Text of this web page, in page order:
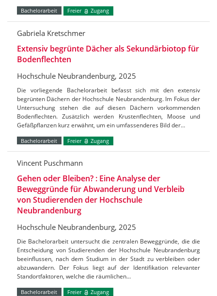
Bachelorarbeit Freier Zugang
Gabriela Kretschmer
Extensiv begrünte Dächer als Sekundärbiotop für
Bodenflechten
Hochschule Neubrandenburg, 2025
Die vorliegende Bachelorarbeit befasst sich mit den extensiv
begrünten Dächern der Hochschule Neubrandenburg. Im Fokus der
Untersuchung stehen die auf diesen Dächern vorkommenden
Bodenflechten. Zusätzlich werden Krustenflechten, Moose und
Gefäßpflanzen kurz erwähnt, um ein umfassenderes Bild der…
Bachelorarbeit Freier Zugang
Vincent Puschmann
Gehen oder Bleiben? : Eine Analyse der
Beweggründe für Abwanderung und Verbleib
von Studierenden der Hochschule
Neubrandenburg
Hochschule Neubrandenburg, 2025
Die Bachelorarbeit untersucht die zentralen Beweggründe, die die
Entscheidung von Studierenden der Hochschule Neubrandenburg
beeinflussen, nach dem Studium in der Stadt zu verbleiben oder
abzuwandern. Der Fokus liegt auf der Identifikation relevanter
Standortfaktoren, welche die räumlichen…
Bachelorarbeit Freier Zugang